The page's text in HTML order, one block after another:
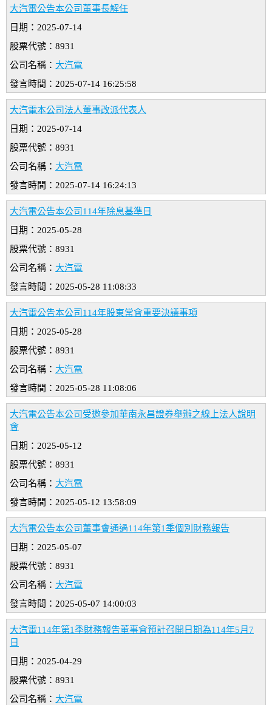
大汽電公告本公司董事長解任
日期：2025-07-14
股票代號：8931
公司名稱： 大汽電
發言時間：2025-07-14 16:25:58
大汽電本公司法人董事改派代表人
日期：2025-07-14
股票代號：8931
公司名稱： 大汽電
發言時間：2025-07-14 16:24:13
大汽電公告本公司114年除息基準日
日期：2025-05-28
股票代號：8931
公司名稱： 大汽電
發言時間：2025-05-28 11:08:33
大汽電公告本公司114年股東常會重要決議事項
日期：2025-05-28
股票代號：8931
公司名稱： 大汽電
發言時間：2025-05-28 11:08:06
大汽電公告本公司受邀參加華南永昌證券舉辦之線上法人說明
會
日期：2025-05-12
股票代號：8931
公司名稱： 大汽電
發言時間：2025-05-12 13:58:09
大汽電公告本公司董事會通過114年第1季個別財務報告
日期：2025-05-07
股票代號：8931
公司名稱： 大汽電
發言時間：2025-05-07 14:00:03
大汽電114年第1季財務報告董事會預計召開日期為114年5月7
日
日期：2025-04-29
股票代號：8931
公司名稱： 大汽電